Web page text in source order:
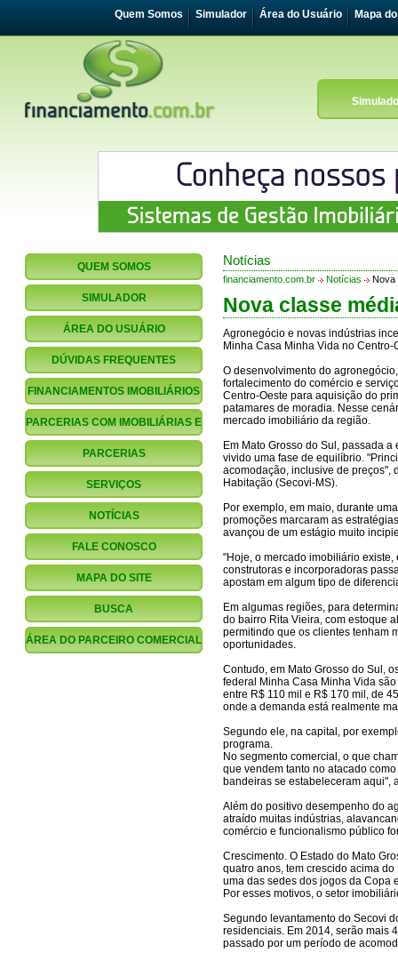
Quem Somos Simulador Área do Usuário Mapa
QUEM SOMOS
SIMULADOR
ÁREA DO USUÁRIO
DÚVIDAS FREQUENTES
FINANCIAMENTOS IMOBILIÁRIOS
PARCERIAS COM IMOBILIÁRIAS E
CORRETORES
PARCERIAS
FINANCIAMENTO.COM.BR
SERVIÇOS
NOTÍCIAS
FALE CONOSCO
MAPA DO SITE
BUSCA
ÁREA DO PARCEIRO COMERCIAL
Notícias
financiamento.com.br Notícias Nova
Nova classe
Agronegócio e novas indústrias
Minha Casa Minha Vida no Centro-
O desenvolvimento do
fortalecimento do comércio e
Centro-Oeste para aquisição do
patamares de moradia. Nesse
mercado imobiliário da região.
Em Mato Grosso do Sul, passada
vivido uma fase de equilíbrio.
acomodação, inclusive de preços",
Habitação (Secovi-MS).
Por exemplo, em maio, durante
promoções marcaram as
avançou de um estágio muito
"Hoje, o mercado imobiliário
construtoras e incorporadoras
apostam em algum tipo de
Em algumas regiões, para
do bairro Rita Vieira, com estoque
permitindo que os clientes tenham
oportunidades.
Contudo, em Mato Grosso do Sul,
federal Minha Casa Minha Vida
entre R$ 110 mil e R$ 170 mil, de
onde a demanda está realmente
Segundo ele, na capital, por
programa.
No segmento comercial, o que
que vendem tanto no atacado
bandeiras se estabeleceram aqui",
Além do positivo desempenho do
atraído muitas indústrias,
comércio e funcionalismo público
Crescimento. O Estado do Mato
quatro anos, tem crescido acima
uma das sedes dos jogos da Copa
Por esses motivos, o setor
Segundo levantamento do Secovi
residenciais. Em 2014, serão mais
passado por um período de